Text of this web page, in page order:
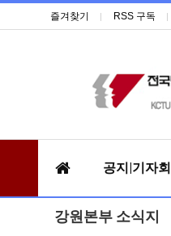
즐겨찾기 RSS 구독
공지|기자
강원본부 소식지